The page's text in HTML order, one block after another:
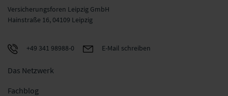
Versicherungsforen Leipzig GmbH
Hainstraße 16, 04109 Leipzig
+49 341 98988-0 E-Mail schreiben
Das Netzwerk
Fachblog